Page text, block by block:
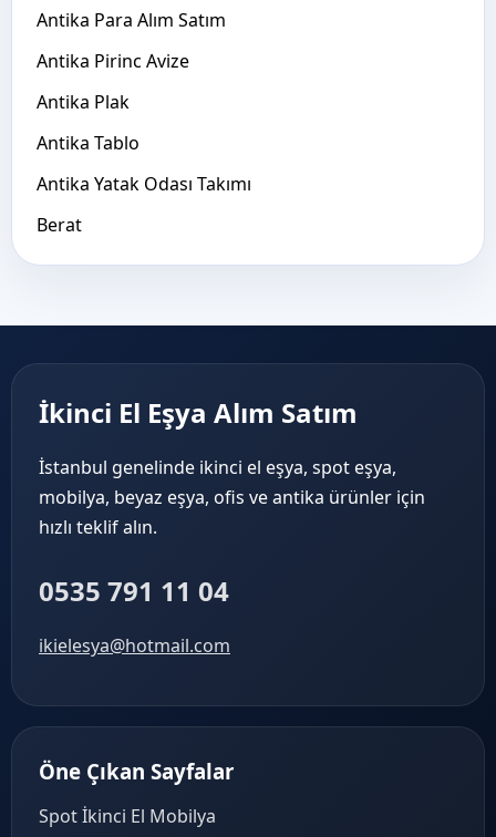
Antika Para Alım Satım
Antika Pirinc Avize
Antika Plak
Antika Tablo
Antika Yatak Odası Takımı
Berat
İkinci El Eşya Alım Satım
İstanbul genelinde ikinci el eşya, spot eşya,
mobilya, beyaz eşya, ofis ve antika ürünler için
hızlı teklif alın.
0535 791 11 04
ikielesya@hotmail.com
Öne Çıkan Sayfalar
Spot İkinci El Mobilya